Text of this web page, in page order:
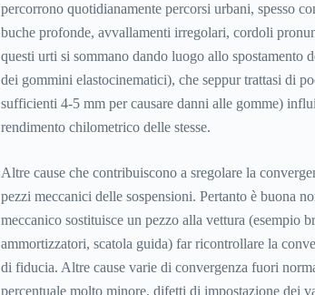
percorrono quotidianamente percorsi urbani, spesso
buche profonde, avvallamenti irregolari, cordoli
questi urti si sommano dando luogo allo spostamento
dei gommini elastocinematici), che seppur trattasi di
sufficienti 4-5 mm per causare danni alle gomme)
rendimento chilometrico delle stesse.
Altre cause che contribuiscono a sregolare la
pezzi meccanici delle sospensioni. Pertanto è buona
meccanico sostituisce un pezzo alla vettura (esempio
ammortizzatori, scatola guida) far ricontrollare la
di fiducia. Altre cause varie di convergenza fuori
percentuale molto minore, difetti di impostazione dei